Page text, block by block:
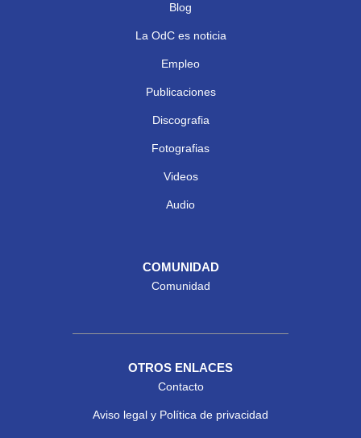
Blog
La OdC es noticia
Empleo
Publicaciones
Discografia
Fotografias
Videos
Audio
COMUNIDAD
Comunidad
OTROS ENLACES
Contacto
Aviso legal y Política de privacidad